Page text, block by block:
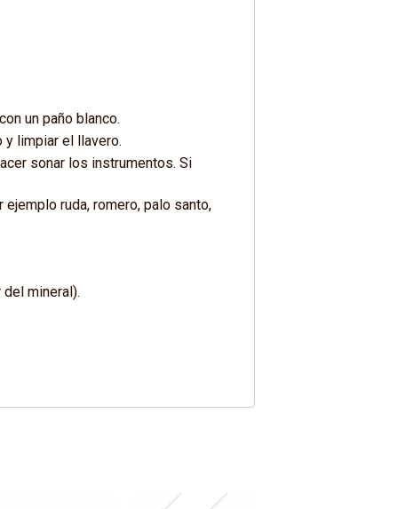
un paño blanco.
y limpiar el llavero.
sonar los instrumentos. Si
ruda, romero, palo santo,
mineral).